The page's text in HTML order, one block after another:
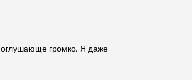
оглушающе громко. Я даже